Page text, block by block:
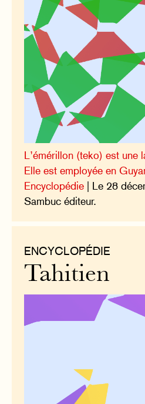
L’émérillon (teko) est une
Elle est employée en
Encyclopédie | Le 28
Sambuc éditeur.
ENCYCLOPÉDIE
Tahitien